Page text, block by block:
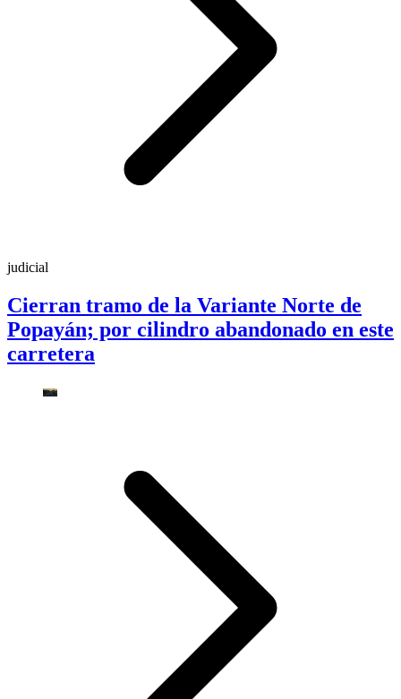
judicial
Cierran tramo de la Variante Norte de
Popayán; por cilindro abandonado en este
carretera